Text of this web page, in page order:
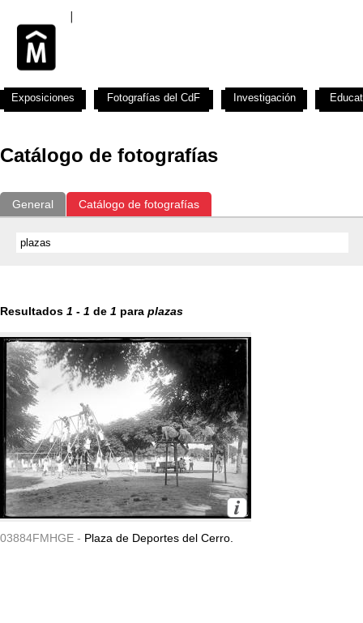
Catálogo de fotografías
General Catálogo de fotografías
Resultados 1 - 1 de 1 para plazas
03884FMHGE - Plaza de Deportes del Cerro.
Exposiciones Fotografías del CdF Investigación